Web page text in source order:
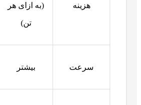
هزینه (به ازای هر
تن)
سرعت بیشتر